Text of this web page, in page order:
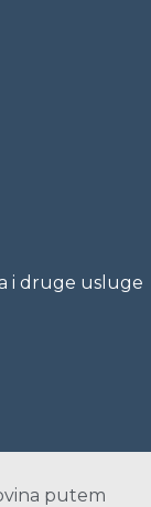
i druge usluge
putem